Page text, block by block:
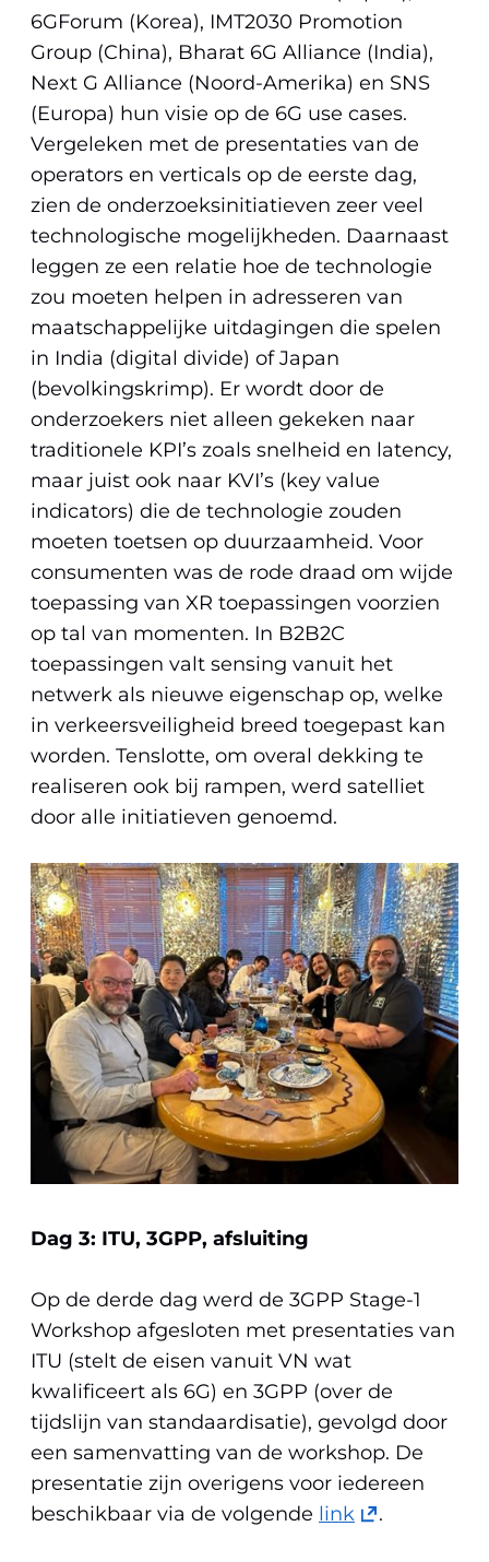
6GForum (Korea), IMT2030 Promotion
Group (China), Bharat 6G Alliance (India),
Next G Alliance (Noord-Amerika) en SNS
(Europa) hun visie op de 6G use cases.
Vergeleken met de presentaties van de
operators en verticals op de eerste dag,
zien de onderzoeksinitiatieven zeer veel
technologische mogelijkheden. Daarnaast
leggen ze een relatie hoe de technologie
zou moeten helpen in adresseren van
maatschappelijke uitdagingen die spelen
in India (digital divide) of Japan
(bevolkingskrimp). Er wordt door de
onderzoekers niet alleen gekeken naar
traditionele KPI’s zoals snelheid en latency,
maar juist ook naar KVI’s (key value
indicators) die de technologie zouden
moeten toetsen op duurzaamheid. Voor
consumenten was de rode draad om wijde
toepassing van XR toepassingen voorzien
op tal van momenten. In B2B2C
toepassingen valt sensing vanuit het
netwerk als nieuwe eigenschap op, welke
in verkeersveiligheid breed toegepast kan
worden. Tenslotte, om overal dekking te
realiseren ook bij rampen, werd satelliet
door alle initiatieven genoemd.
Dag 3: ITU, 3GPP, afsluiting
Op de derde dag werd de 3GPP Stage-1
Workshop afgesloten met presentaties van
ITU (stelt de eisen vanuit VN wat
kwalificeert als 6G) en 3GPP (over de
tijdslijn van standaardisatie), gevolgd door
een samenvatting van de workshop. De
presentatie zijn overigens voor iedereen
beschikbaar via de volgende link (opent
.